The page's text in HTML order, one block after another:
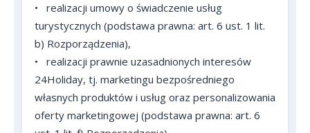
•
realizacji umowy o świadczenie usług
turystycznych (podstawa prawna: art. 6 ust. 1 lit.
b) Rozporządzenia),
•
realizacji prawnie uzasadnionych interesów
24Holiday, tj. marketingu bezpośredniego
własnych produktów i usług oraz personalizowania
oferty marketingowej (podstawa prawna: art. 6